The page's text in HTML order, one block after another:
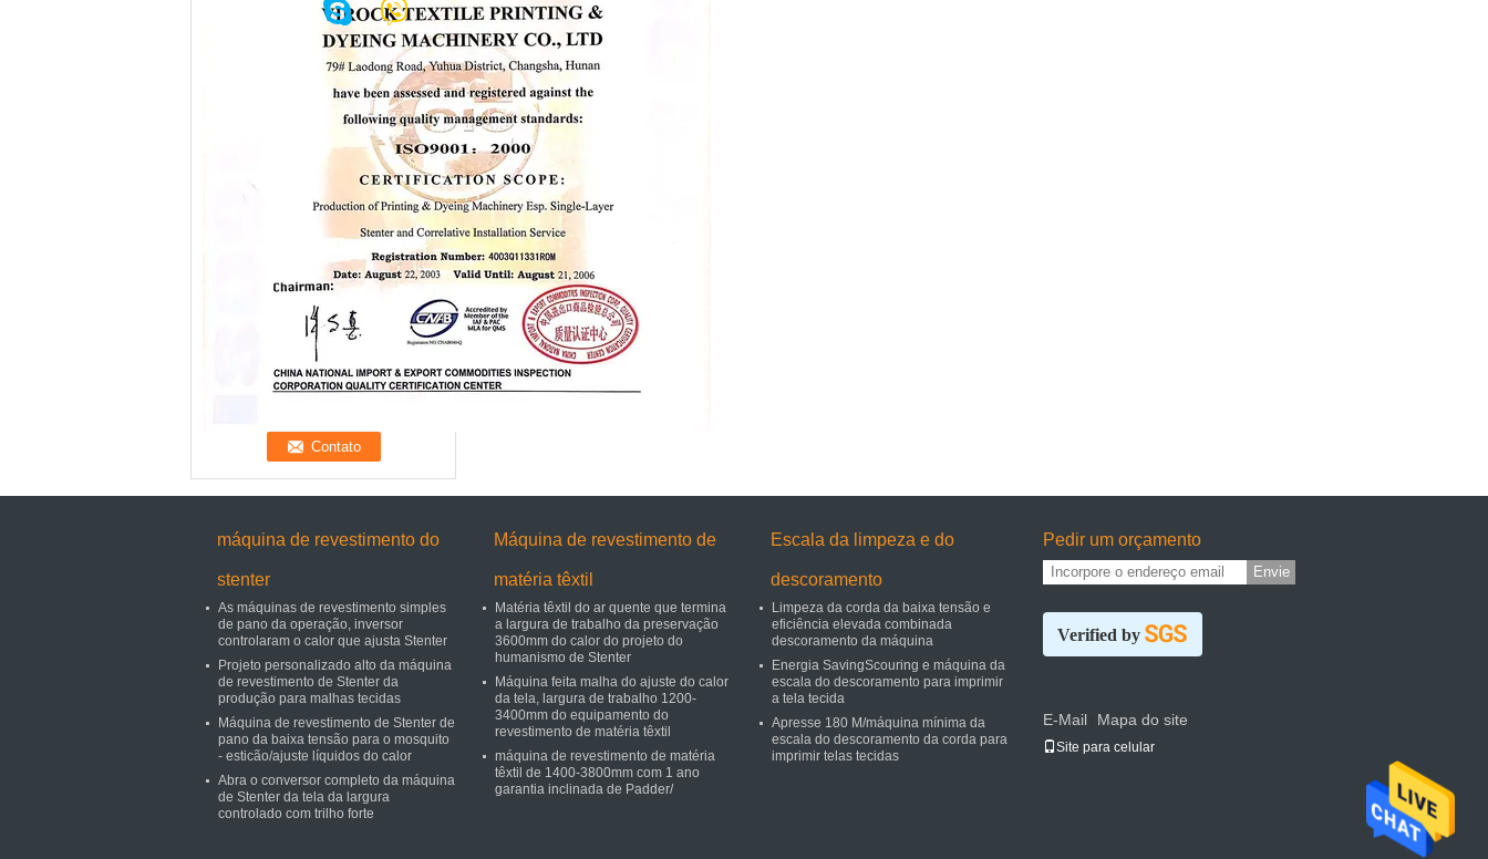
máquina de revestimento do
stenter
As máquinas de revestimento simples
de pano da operação, inversor
controlaram o calor que ajusta Stenter
Projeto personalizado alto da máquina
de revestimento de Stenter da
produção para malhas tecidas
Máquina de revestimento de Stenter de
pano da baixa tensão para o mosquito
- esticão/ajuste líquidos do calor
Abra o conversor completo da máquina
de Stenter da tela da largura
controlado com trilho forte
Máquina de revestimento de
matéria têxtil
Matéria têxtil do ar quente que termina
a largura de trabalho da preservação
3600mm do calor do projeto do
humanismo de Stenter
Máquina feita malha do ajuste do calor
da tela, largura de trabalho 1200-
3400mm do equipamento do
revestimento de matéria têxtil
máquina de revestimento de matéria
têxtil de 1400-3800mm com 1 ano
garantia inclinada de Padder/
Escala da limpeza e do
descoramento
Limpeza da corda da baixa tensão e
eficiência elevada combinada
descoramento da máquina
Energia SavingScouring e máquina da
escala do descoramento para imprimir
a tela tecida
Apresse 180 M/máquina mínima da
escala do descoramento da corda para
imprimir telas tecidas
Pedir um orçamento
Envie
Verified by
E-Mail Mapa do site
Site para celular